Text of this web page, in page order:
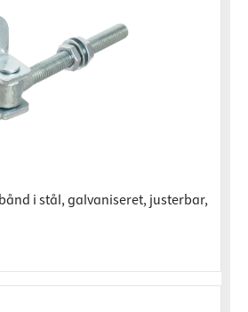
i stål, galvaniseret, justerbar,